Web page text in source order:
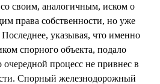
со своим, аналогичным, иском о
права собственности, но уже
указывая, что именно
спорного объекта, подало
очередной процесс не привнес в
Спорный железнодорожный